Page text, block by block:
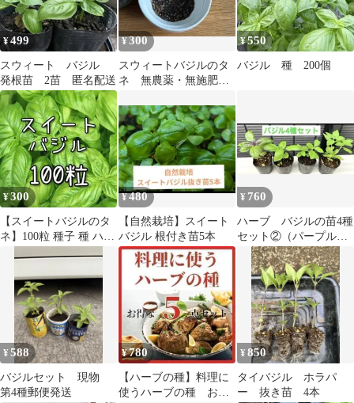
¥499
スウィート バジル
発根苗 2苗 匿名配送
¥300
スウィートバジルのタ
ネ 無農薬・無施肥
¥550
バジル 種 200個
¥300
【スイートバジルのタ
ネ】100粒 種子 種 ハー
¥480
【自然栽培】スイート
バジル 根付き苗5本
¥ 760
ハーブ バジルの苗4種
セット②（パープル、
スイート、ホーリー、
レモン）
¥588
バジルセット 現物
第4種郵便発送
¥780
【ハーブの種】料理に
使うハーブの種 お得
¥850
タイバジル ホラパ
ー 抜き苗 4本